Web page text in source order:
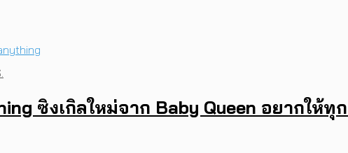
ซิงเกิลใหม่จาก Baby Queen อยากใ